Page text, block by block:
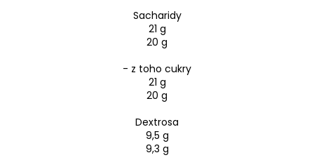
Sacharidy
21 g
20 g
- z toho cukry
21 g
20 g
Dextrosa
9,5 g
9,3 g